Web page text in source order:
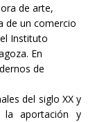
de arte,
de un comercio
Instituto
En
de
del siglo XX y
la aportación y